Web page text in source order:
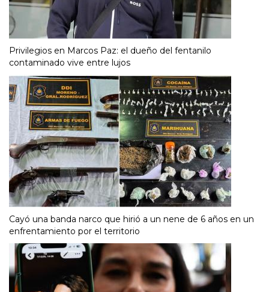
Privilegios en Marcos Paz: el dueño del fentanilo
contaminado vive entre lujos
Cayó una banda narco que hirió a un nene de 6 años en un
enfrentamiento por el territorio